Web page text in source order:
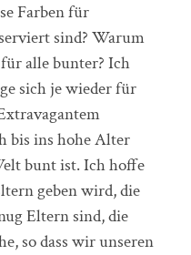
Farben für
sind? Warum
alle bunter? Ich
sich je wieder für
bis ins hohe Alter
bunt ist. Ich hoffe
geben wird, die
Eltern sind, die
so dass wir unseren